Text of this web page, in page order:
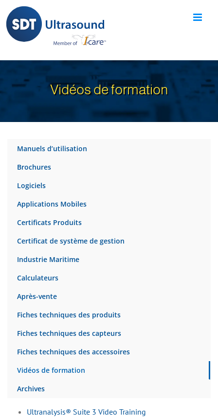
content
Vidéos de formation
Manuels d’utilisation
Brochures
Logiciels
Applications Mobiles
Certificats Produits
Certificat de système de gestion
Industrie Maritime
Calculateurs
Après-vente
Fiches techniques des produits
Fiches techniques des capteurs
Fiches techniques des accessoires
Vidéos de formation
Archives
Ultranalysis® Suite 3 Video Training